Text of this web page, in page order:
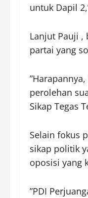
untuk Dapil
Lanjut ​Pauji
partai yang
perolehan
​Sikap Tegas
​Selain fokus
sikap politik
oposisi yang
​”PDI